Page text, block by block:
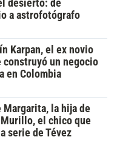
desierto: de
a astrofotógrafo
Karpan, el ex novio
construyó un negocio
en Colombia
Margarita, la hija de
el chico que
serie de Tévez